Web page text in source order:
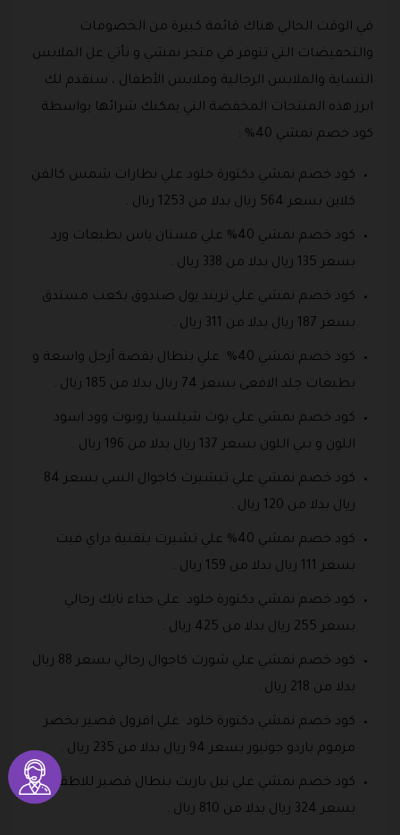
في الوقت الحالي هناك قائمة كبيرة من الخصومات
والتخفيضات التي تتوفر في متجر نمشي و تأتي عل الملابس
النساية والملابس الرجالية وملابس الأطفال ، سنقدم لك
ابرز هذه المنتجات المخفضة التي يمكنك شرائها بواسطة
كود خصم نمشي 40% :
كود خصم نمشي دكتورة خلود علي نظارات شمس كالفن
كلاين بسعر 564 ريال بدلا من 1253 ريال .
كود خصم نمشي 40% علي فستان ياس بطبعات ورد
بسعر 135 ريال بدلا من 338 ريال .
كود خصم نمشي علي تريند يول صندوق بكعب مستدق
بسعر 187 ريال بدلا من 311 ريال .
كود خصم نمشي 40% علي بنطال بقصة أرجل واسعة و
بطبعات جلد الافعى بسعر 74 ريال بدلا من 185 ريال .
كود خصم نمشي علي بوت شيلسيا روبوت وود اسود
اللون و بني اللون بسعر 137 ريال بدلا من 196 ريال .
كود خصم نمشي علي تيشيرت كاجوال السي بسعر 84
ريال بدلا من 120 ريال .
كود خصم نمشي 40% علي تشيرت بتقنية دراي فيت
بسعر 111 ريال بدلا من 159 ريال .
كود خصم نمشي دكتورة خلود علي حذاء نايك رجالي
بسعر 255 ريال بدلا من 425 ريال .
كود خصم نمشي علي شورت كاجوال رجالي بسعر 88 ريال
بدلا من 218 ريال .
كود خصم نمشي دكتورة خلود علي افرول قصير بخصر
مزموم باردو جونيور بسعر 94 ريال بدلا من 235 ريال .
كود خصم نمشي علي نيل باريت بنطال قصير للاطفال
بسعر 324 ريال بدلا من 810 ريال .